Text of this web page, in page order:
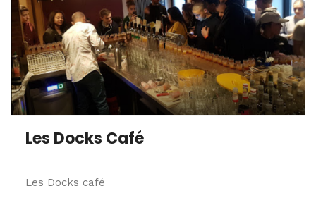
Les Docks Café
Les Docks café